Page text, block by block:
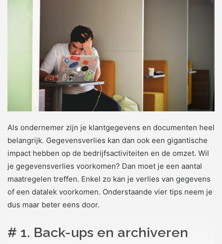
Als ondernemer zijn je klantgegevens en documenten heel
belangrijk. Gegevensverlies kan dan ook een gigantische
impact hebben op de bedrijfsactiviteiten en de omzet. Wil
je gegevensverlies voorkomen? Dan moet je een aantal
maatregelen treffen. Enkel zo kan je verlies van gegevens
of een datalek voorkomen. Onderstaande vier tips neem je
dus maar beter eens door.
# 1. Back-ups en archiveren